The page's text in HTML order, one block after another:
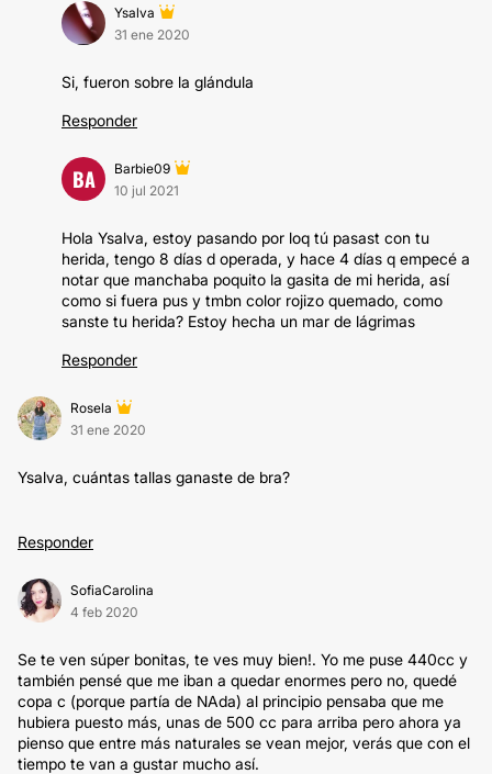
Ysalva
31 ene 2020
Si, fueron sobre la glándula
Responder
BA
Barbie09
10 jul 2021
Hola Ysalva, estoy pasando por loq tú pasast con tu
herida, tengo 8 días d operada, y hace 4 días q empecé a
notar que manchaba poquito la gasita de mi herida, así
como si fuera pus y tmbn color rojizo quemado, como
sanste tu herida? Estoy hecha un mar de lágrimas
Responder
Rosela
31 ene 2020
Ysalva, cuántas tallas ganaste de bra?
Responder
SofiaCarolina
4 feb 2020
Se te ven súper bonitas, te ves muy bien!. Yo me puse 440cc y
también pensé que me iban a quedar enormes pero no, quedé
copa c (porque partía de NAda) al principio pensaba que me
hubiera puesto más, unas de 500 cc para arriba pero ahora ya
pienso que entre más naturales se vean mejor, verás que con el
tiempo te van a gustar mucho así.